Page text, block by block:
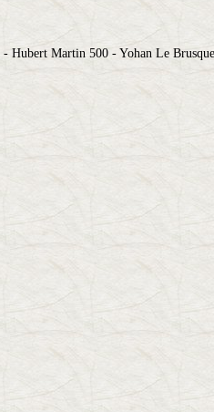
- Hubert Martin 500 - Yohan Le